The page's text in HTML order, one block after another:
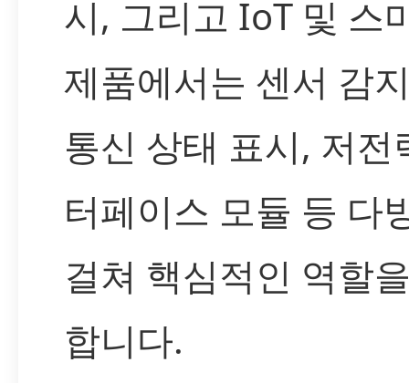
시, 그리고 IoT 및 스
제품에서는 센서 감
통신 상태 표시, 저전
터페이스 모듈 등 다
걸쳐 핵심적인 역할
합니다.